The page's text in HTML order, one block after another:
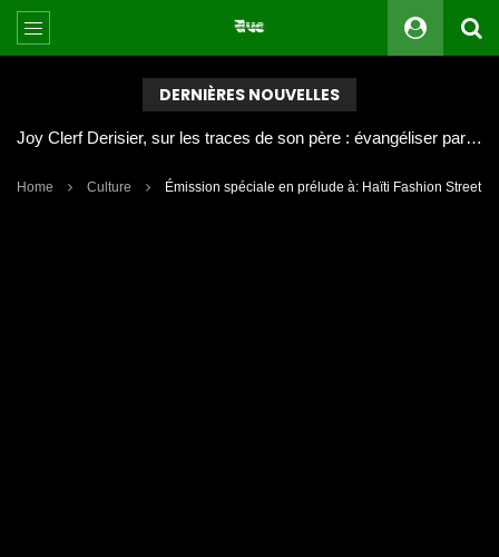
DERNIÈRES NOUVELLES
Joy Clerf Derisier, sur les traces de son père : évangéliser par la musique
Home Culture Émission spéciale en prélude à: Haïti Fashion Street